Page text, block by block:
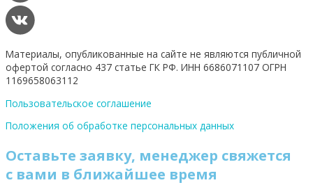
Материалы, опубликованные на сайте не являются публичной
офертой согласно 437 статье ГК РФ. ИНН 6686071107 ОГРН
1169658063112
Пользовательское соглашение
Положения об обработке персональных данных
Оставьте заявку, менеджер свяжется
с вами в ближайшее время